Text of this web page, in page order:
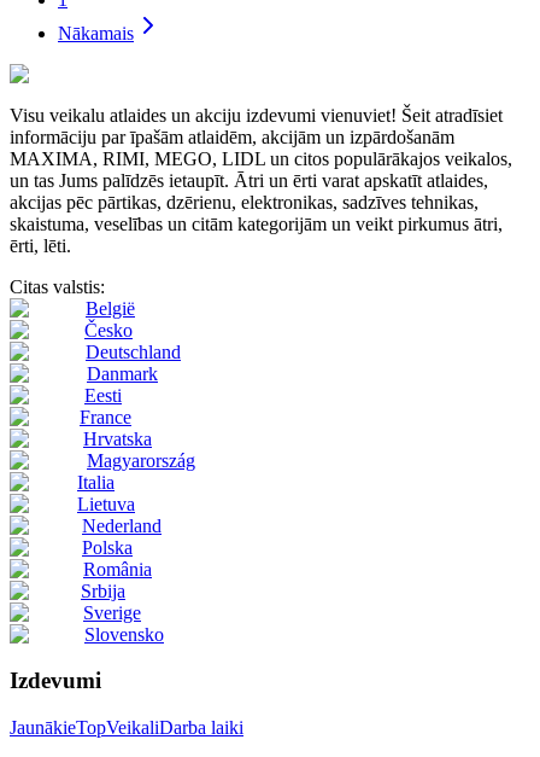
Nākamais
Visu veikalu atlaides un akciju izdevumi vienuviet! Šeit atradīsiet
informāciju par īpašām atlaidēm, akcijām un izpārdošanām
MAXIMA, RIMI, MEGO, LIDL un citos populārākajos veikalos,
un tas Jums palīdzēs ietaupīt. Ātri un ērti varat apskatīt atlaides,
akcijas pēc pārtikas, dzērienu, elektronikas, sadzīves tehnikas,
skaistuma, veselības un citām kategorijām un veikt pirkumus ātri,
ērti, lēti.
Citas valstis:
België
Česko
Deutschland
Danmark
Eesti
France
Hrvatska
Magyarország
Italia
Lietuva
Nederland
Polska
România
Srbija
Sverige
Slovensko
Izdevumi
JaunākieTopVeikaliDarba laiki